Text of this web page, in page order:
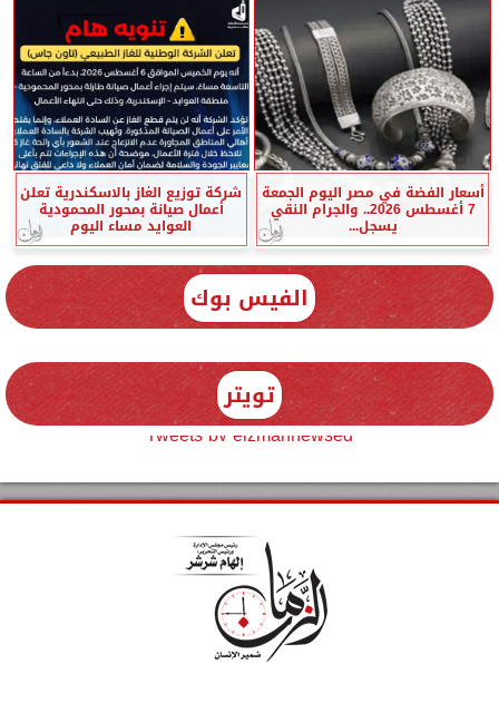
أسعار الفضة في مصر اليوم الجمعة
7 أغسطس 2026.. والجرام النقي
يسجل...
شركة توزيع الغاز بالاسكندرية تعلن
أعمال صيانة بمحور المحمودية
العوايد مساء اليوم
الفيس بوك
تويتر
Tweets by elzmannewseg